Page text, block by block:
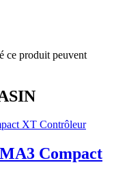
ce produit peuvent
Compact